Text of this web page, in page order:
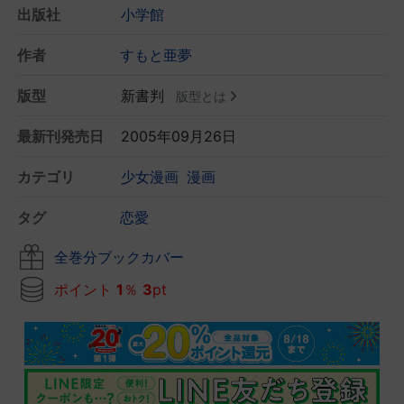
出版社 小学館
作者 すもと亜夢
版型 新書判 版型とは
最新刊発売日 2005年09月26日
カテゴリ 少女漫画 漫画
タグ 恋愛
全巻分ブックカバー
ポイント 1 ％ 3pt